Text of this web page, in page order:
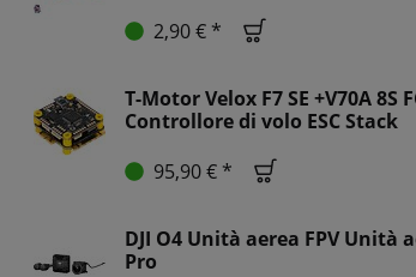
2,90 € *
T-Motor Velox F7 SE +V70A 8S
Controllore di volo ESC Stack
95,90 € *
DJI O4 Unità aerea FPV Unità
Pro